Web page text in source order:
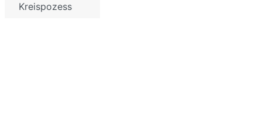
Kreispozess